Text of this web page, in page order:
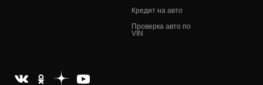
Кредит на авто
Проверка авто по
VIN